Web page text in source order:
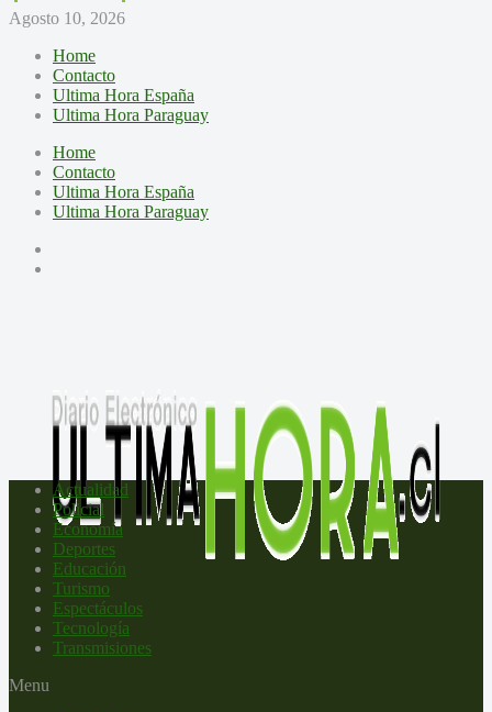
Agosto 10, 2026
Home
Contacto
Ultima Hora España
Ultima Hora Paraguay
Home
Contacto
Ultima Hora España
Ultima Hora Paraguay
Actualidad
Policial
Economía
Deportes
Educación
Turismo
Espectáculos
Tecnología
Transmisiones
Menu